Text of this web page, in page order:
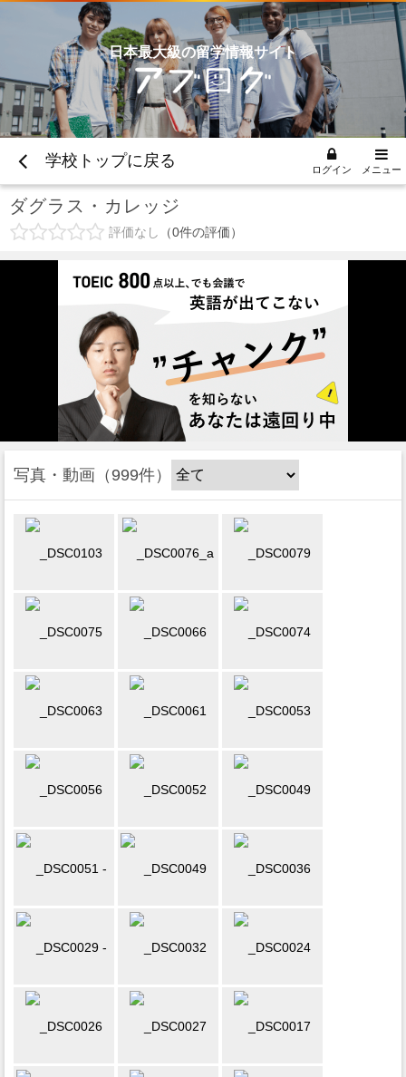
日本最大級の留学情報サイト
学校トップに戻る ログイン メニュー
ダグラス・カレッジ
評価なし 0件の評価
写真・動画 999件